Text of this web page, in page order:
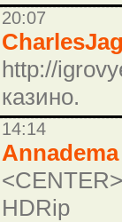
20:07
CharlesJag
http://
казино.
14:14
Annadema
HDRip